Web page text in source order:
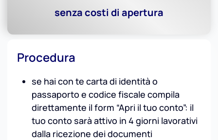
senza costi di apertura
Procedura
se hai con te carta di identità o
passaporto e codice fiscale compila
direttamente il form “Apri il tuo conto”: il
tuo conto sarà attivo in 4 giorni lavorativi
dalla ricezione dei documenti